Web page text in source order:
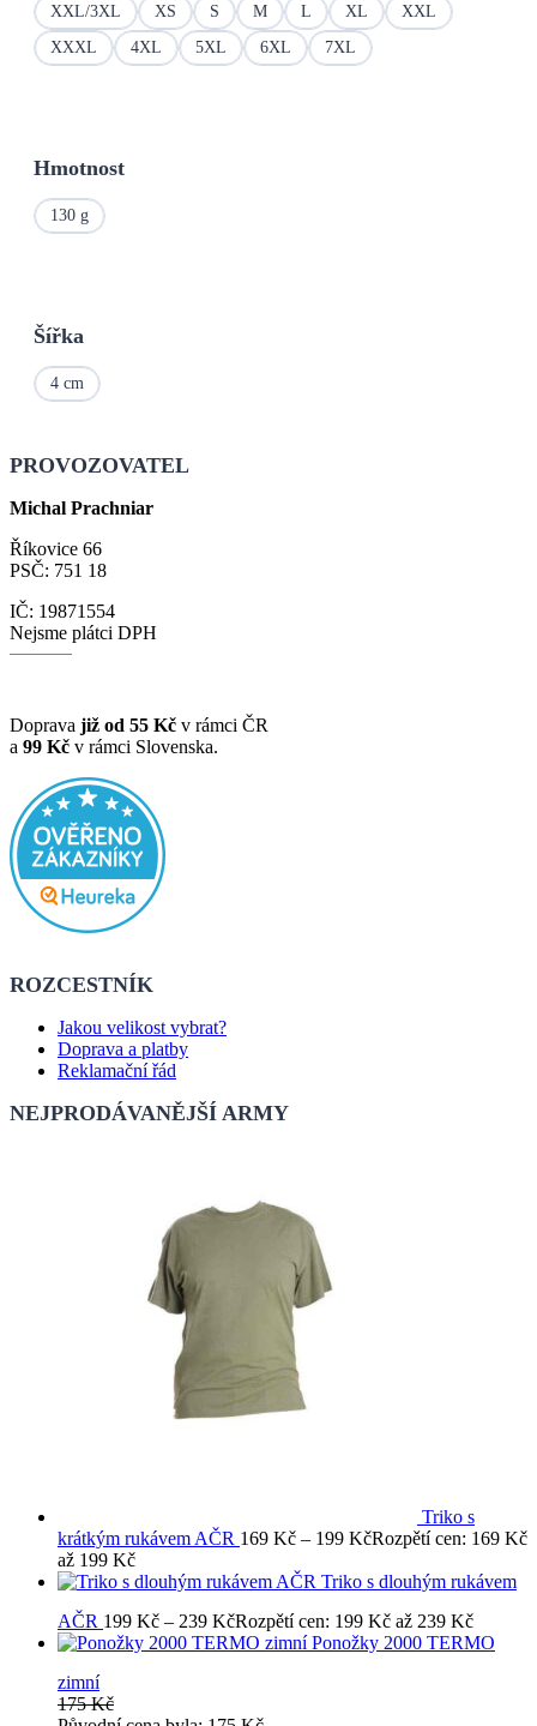
XXL/3XL
XS S M L XL
XXL
XXXL
4XL 5XL 6XL 7XL
Hmotnost
130 g
Šířka
4 cm
PROVOZOVATEL
Michal Prachniar
Říkovice 66
PSČ: 751 18
IČ: 19871554
Nejsme plátci DPH
Doprava již od 55 Kč v rámci ČR
a 99 Kč v rámci Slovenska.
ROZCESTNÍK
Jakou velikost vybrat?
Doprava a platby
Reklamační řád
NEJPRODÁVANĚJŠÍ ARMY
Triko s
krátkým rukávem AČR 169 Kč – 199 KčRozpětí cen: 169 Kč
až 199 Kč
Triko s dlouhým rukávem
AČR 199 Kč – 239 KčRozpětí cen: 199 Kč až 239 Kč
Ponožky 2000 TERMO
zimní
175Kč